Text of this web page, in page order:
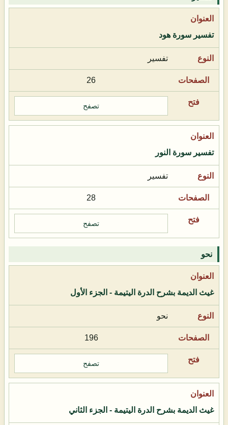
تفسير سورة هود
تفسير
26
تصفح
تفسير سورة النور
تفسير
28
تصفح
نحو
غيث الديمة بشرح الدرة اليتيمة - الجزء الأول
نحو
196
تصفح
غيث الديمة بشرح الدرة اليتيمة - الجزء الثاني